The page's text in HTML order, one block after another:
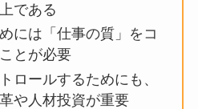
である
には「仕事の質」をコ
とが必要
ロールするためにも、
や人材投資が重要